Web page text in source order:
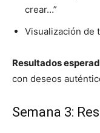
crear…”
Visualización de
Resultados
con deseos
Semana 3: